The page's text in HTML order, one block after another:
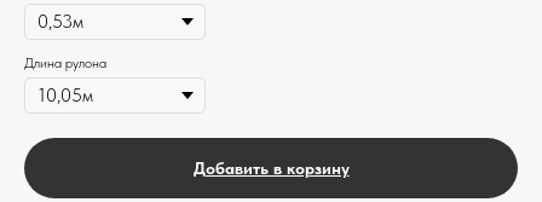
Длина рулона
Добавить в корзину